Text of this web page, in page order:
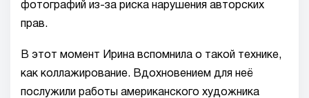
фотографий из-за риска нарушения авторских
прав.
В этот момент Ирина вспомнила о такой технике,
как коллажирование. Вдохновением для неё
послужили работы американского художника